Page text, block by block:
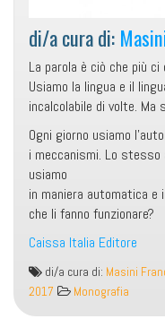
di/a cura di:
La parola è ciò che più
Usiamo la lingua e il
incalcolabile di volte. Ma
Ogni giorno usiamo
i meccanismi. Lo stesso
usiamo
in maniera automatica e
che li fanno funzionare?
Caissa Italia Editore
Tutto
ciò
di/a cura di: Masini
2017
Monografia